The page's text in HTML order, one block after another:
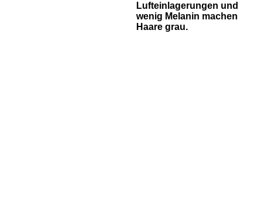
Lufteinlagerungen und
wenig Melanin machen
Haare grau.